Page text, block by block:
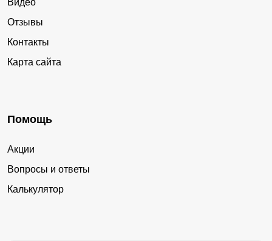
Видео
Отзывы
Контакты
Карта сайта
Помощь
Акции
Вопросы и ответы
Калькулятор